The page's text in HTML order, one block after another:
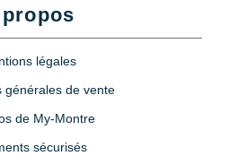
légales
générales de vente
de My-Montre
sécurisés